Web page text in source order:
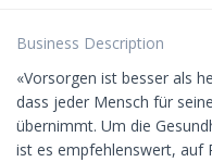
Business Description
«Vorsorgen ist besser als
dass jeder Mensch für
übernimmt. Um die
ist es empfehlenswert, auf